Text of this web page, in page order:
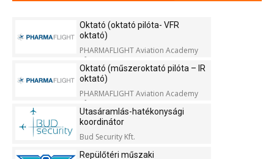
Oktató (oktató pilóta- VFR
oktató)
PHARMAFLIGHT Aviation Academy
Kft.
Oktató (műszeroktató pilóta – IR
oktató)
PHARMAFLIGHT Aviation Academy
Kft.
Utasáramlás-hatékonysági
koordinátor
Bud Security Kft.
Repülőtéri műszaki